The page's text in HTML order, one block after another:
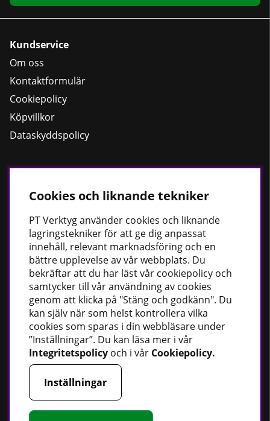
Kundservice
Om oss
Kontaktformulär
Cookiepolicy
Köpvillkor
Dataskyddspolicy
Bästsäljare
Uppvärmning
Fettsprutor
Strömförsörjning
Handskar
Rotationslasrar
Håll dig uppdaterad
Nyheter
Facebook
Cookies och liknande tekniker
PTVerktyg använder cookies och liknande
lagringstekniker för att ge dig anpassat
innehåll, relevant marknadsföring och en
bättre upplevelse av vår webbplats. Du
bekräftar att du har läst vår cookiepolicy och
samtycker till vår användning av cookies
genom att klicka på "Stäng och godkänn". Du
kan själv när som helst kontrollera vilka
cookies som sparas i din webbläsare under
”Inställningar”. Du kan läsa mer i vår
Integritetspolicy och i vår Cookiepolicy.
Inställningar